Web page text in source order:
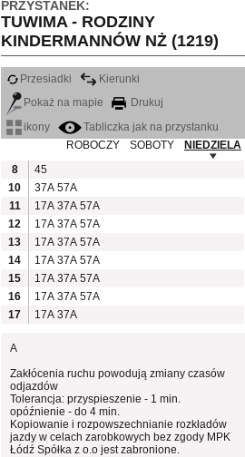
PRZYSTANEK:
TUWIMA - RODZINY
KINDERMANNÓW NŻ (1219)
Przesiadki
Kierunki
Pokaż na mapie
Drukuj
ikony
Tabliczka jak na przystanku
ROBOCZY
SOBOTY
NIEDZIELA
8
45
10
37A 57A
11
17A 37A 57A
12
17A 37A 57A
13
17A 37A 57A
14
17A 37A 57A
15
17A 37A 57A
16
17A 37A 57A
17
17A 37A
A
Zakłócenia ruchu powodują zmiany czasów
odjazdów
Tolerancja: przyspieszenie - 1 min.
opóźnienie - do 4 min.
Kopiowanie i rozpowszechnianie rozkładów
jazdy w celach zarobkowych bez zgody MPK
Łódź Spółka z o.o jest zabronione.